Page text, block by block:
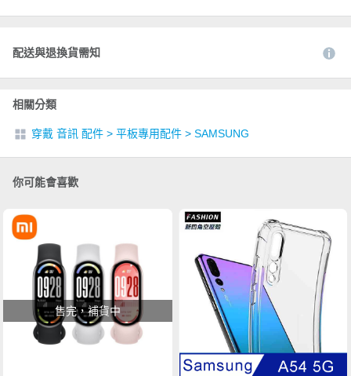
配送與退換貨需知
相關分類
穿戴 音訊 配件 > 平板專用配件 > SAMSUNG
你可能會喜歡
售完，補貨中